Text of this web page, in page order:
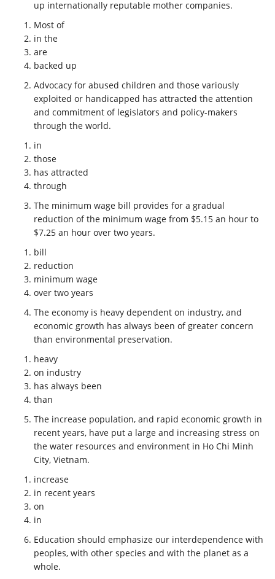
up internationally reputable mother companies.
Most of
in the
are
backed up
Advocacy for abused children and those variously
exploited or handicapped has attracted the attention
and commitment of legislators and policy-makers
through the world.
in
those
has attracted
through
The minimum wage bill provides for a gradual
reduction of the minimum wage from $5.15 an hour to
$7.25 an hour over two years.
bill
reduction
minimum wage
over two years
The economy is heavy dependent on industry, and
economic growth has always been of greater concern
than environmental preservation.
heavy
on industry
has always been
than
The increase population, and rapid economic growth in
recent years, have put a large and increasing stress on
the water resources and environment in Ho Chi Minh
City, Vietnam.
increase
in recent years
on
in
Education should emphasize our interdependence with
peoples, with other species and with the planet as a
whole.